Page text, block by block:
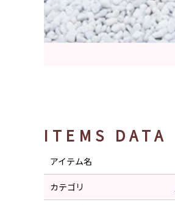
ITEMS DATA
アイテム名
カテゴリ